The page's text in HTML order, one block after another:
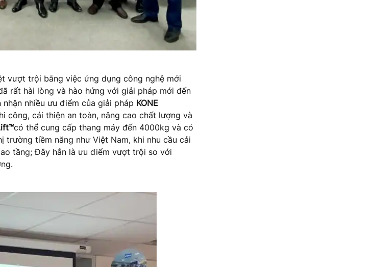
vượt trội bằng việc ứng dụng công nghệ mới
rất hài lòng và hào hứng với giải pháp mới đến
nhận nhiều ưu điểm của giải pháp KONE
công, cải thiện an toàn, nâng cao chất lượng và
có thể cung cấp thang máy đến 4000kg và có
tiềm năng như Việt Nam, khi nhu cầu cải
tầng; Đây hẳn là ưu điểm vượt trội so với